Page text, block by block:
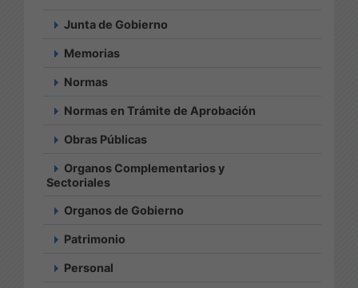
Junta de Gobierno
Memorias
Normas
Normas en Trámite de Aprobación
Obras Públicas
Organos Complementarios y
Sectoriales
Organos de Gobierno
Patrimonio
Personal